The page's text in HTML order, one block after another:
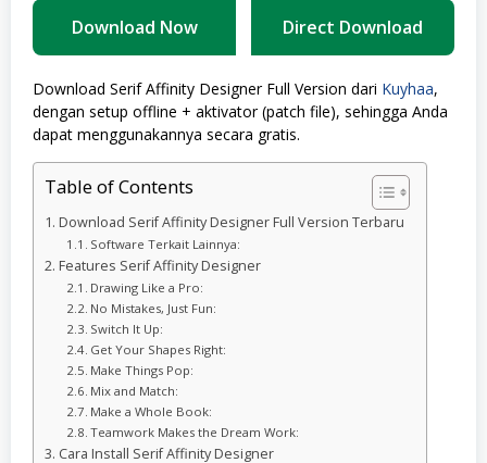
Download Now Direct Download
Download Serif Affinity Designer Full Version dari Kuyhaa,
dengan setup offline + aktivator (patch file), sehingga Anda
dapat menggunakannya secara gratis.
Table of Contents
Download Serif Affinity Designer Full Version Terbaru
Software Terkait Lainnya:
Features Serif Affinity Designer
Drawing Like a Pro:
No Mistakes, Just Fun:
Switch It Up:
Get Your Shapes Right:
Make Things Pop:
Mix and Match:
Make a Whole Book:
Teamwork Makes the Dream Work:
Cara Install Serif Affinity Designer